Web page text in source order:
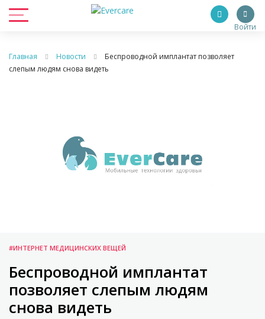
Войти
Главная Новости
Беспроводной имплантат позволяет
слепым людям снова видеть
#ИНТЕРНЕТ МЕДИЦИНСКИХ ВЕЩЕЙ
Беспроводной имплантат
позволяет слепым людям
снова видеть